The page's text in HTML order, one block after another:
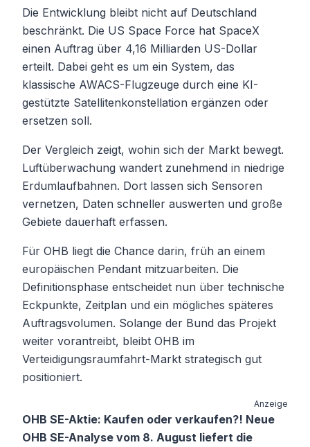
Die Entwicklung bleibt nicht auf Deutschland
beschränkt. Die US Space Force hat SpaceX
einen Auftrag über 4,16 Milliarden US-Dollar
erteilt. Dabei geht es um ein System, das
klassische AWACS-Flugzeuge durch eine KI-
gestützte Satellitenkonstellation ergänzen oder
ersetzen soll.
Der Vergleich zeigt, wohin sich der Markt bewegt.
Luftüberwachung wandert zunehmend in niedrige
Erdumlaufbahnen. Dort lassen sich Sensoren
vernetzen, Daten schneller auswerten und große
Gebiete dauerhaft erfassen.
Für OHB liegt die Chance darin, früh an einem
europäischen Pendant mitzuarbeiten. Die
Definitionsphase entscheidet nun über technische
Eckpunkte, Zeitplan und ein mögliches späteres
Auftragsvolumen. Solange der Bund das Projekt
weiter vorantreibt, bleibt OHB im
Verteidigungsraumfahrt-Markt strategisch gut
positioniert.
Anzeige
OHB SE-Aktie: Kaufen oder verkaufen?! Neue
OHB SE-Analyse vom 8. August liefert die